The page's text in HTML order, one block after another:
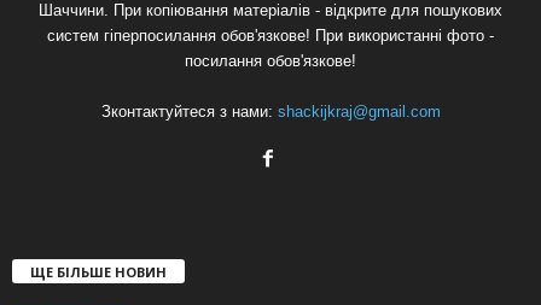
Шаччини. При копіювання матеріалів - відкрите для пошукових
систем гіперпосилання обов'язкове! При використанні фото -
посилання обов'язкове!
Зконтактуйтеся з нами: shackijkraj@gmail.com
ЩЕ БІЛЬШЕ НОВИН